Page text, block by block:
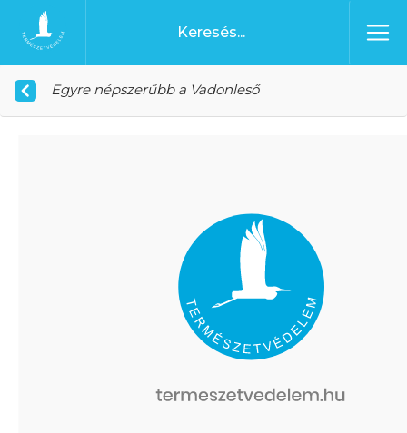
Ugrás a tartalomhoz
Főoldal
Egyre népszerűbb a Vadonleső